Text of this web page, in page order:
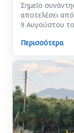
Σημείο
αποτελέσει
9 Αυγούστου
Περισσότερα